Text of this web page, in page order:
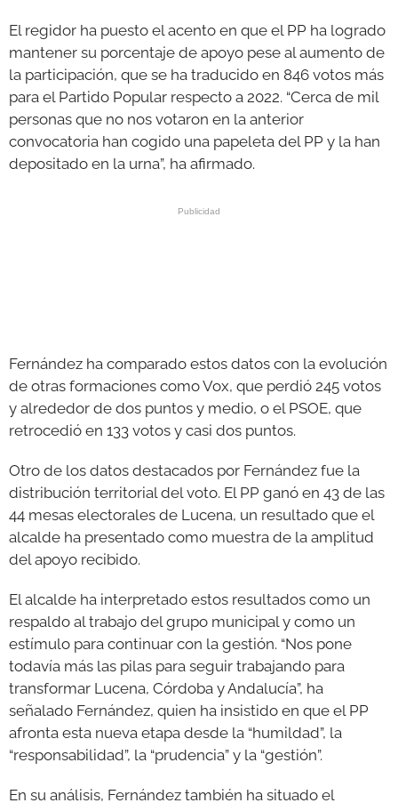
El regidor ha puesto el acento en que el PP ha logrado
mantener su porcentaje de apoyo pese al aumento de
la participación, que se ha traducido en 846 votos más
para el Partido Popular respecto a 2022. “Cerca de mil
personas que no nos votaron en la anterior
convocatoria han cogido una papeleta del PP y la han
depositado en la urna”, ha afirmado.
Fernández ha comparado estos datos con la evolución
de otras formaciones como Vox, que perdió 245 votos
y alrededor de dos puntos y medio, o el PSOE, que
retrocedió en 133 votos y casi dos puntos.
Otro de los datos destacados por Fernández fue la
distribución territorial del voto. El PP ganó en 43 de las
44 mesas electorales de Lucena, un resultado que el
alcalde ha presentado como muestra de la amplitud
del apoyo recibido.
El alcalde ha interpretado estos resultados como un
respaldo al trabajo del grupo municipal y como un
estímulo para continuar con la gestión. “Nos pone
todavía más las pilas para seguir trabajando para
transformar Lucena, Córdoba y Andalucía”, ha
señalado Fernández, quien ha insistido en que el PP
afronta esta nueva etapa desde la “humildad”, la
“responsabilidad”, la “prudencia” y la “gestión”.
En su análisis, Fernández también ha situado el